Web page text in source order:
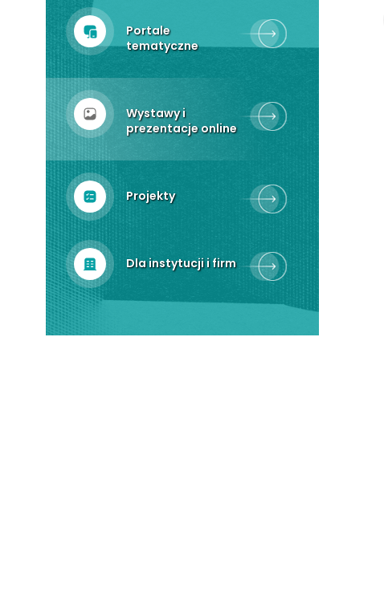
Portale
tematyczne
Wystawy i
prezentacje online
Projekty
Dla instytucji i firm